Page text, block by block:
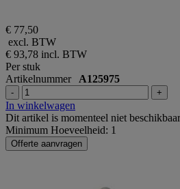
€ 77,50
excl. BTW
€ 93,78 incl. BTW
Per stuk
Artikelnummer A125975
- +
In winkelwagen
Dit artikel is momenteel niet beschikbaar
Minimum Hoeveelheid: 1
Offerte aanvragen